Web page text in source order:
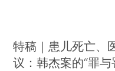
特稿｜患儿死亡、
议：韩杰案的“罪与